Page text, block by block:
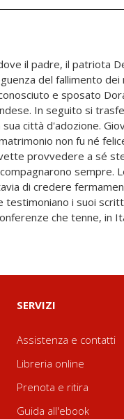
il padre, il patriota
del fallimento dei
e sposato
In seguito si
d'adozione. Giovanissima
non fu né
provvedere a sé
sempre.
di credere
testimoniano i suoi
che tenne, in
al World's
organizzato per
tenutosi a Chicago.
da tutto il mondo per
scienza, arte e,
il discorso "Le
sull'evoluzione
e rilevando le limitazioni,
dovevano
attività al di fuori
SERVIZI
Assistenza e contatti
Libreria online
Prenota e ritira
Guida all'ebook